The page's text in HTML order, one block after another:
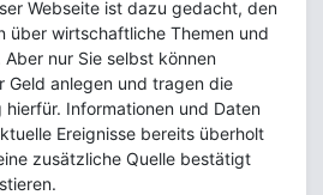
Webseite ist dazu gedacht, den
über wirtschaftliche Themen und
nur Sie selbst können
Geld anlegen und tragen die
Informationen und Daten
Ereignisse bereits überholt
zusätzliche Quelle bestätigt